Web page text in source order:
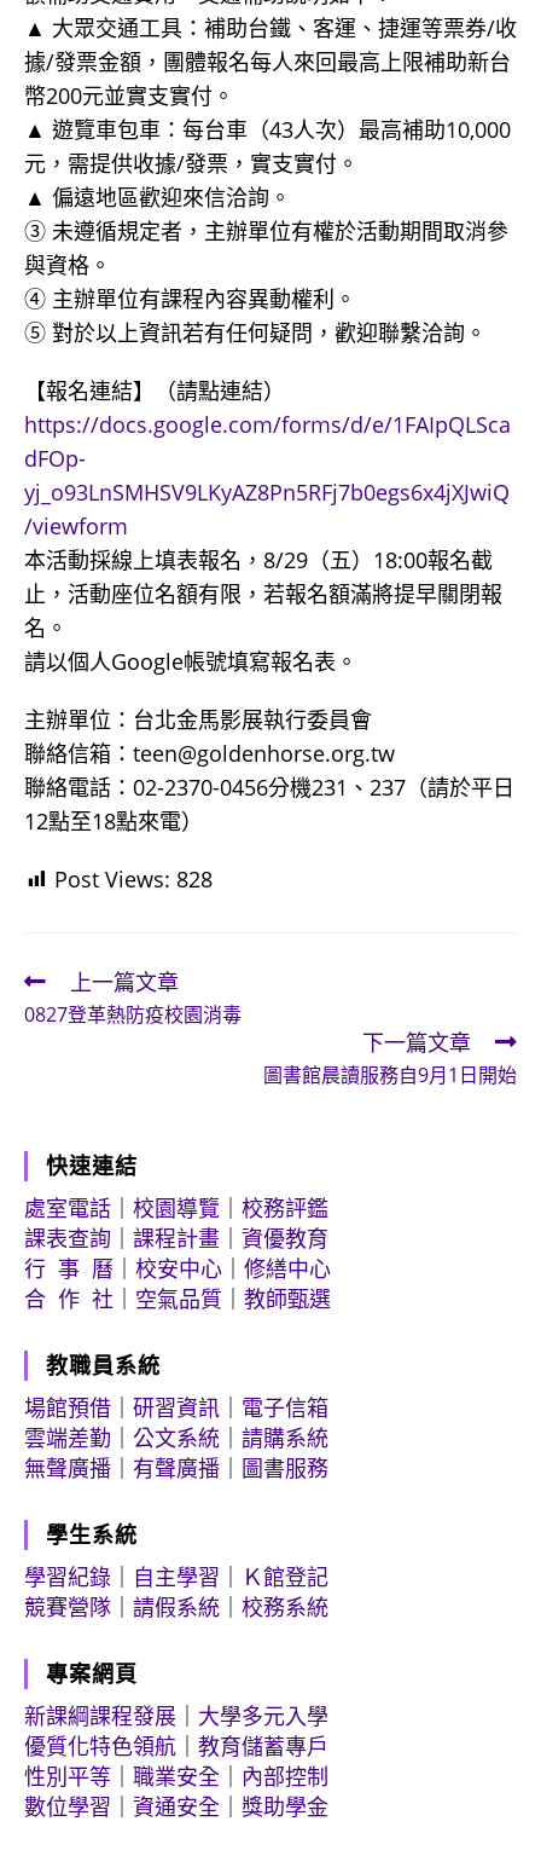
▲ 大眾交通工具：補助台鐵、客運、捷運等票券/收
據/發票金額，團體報名每人來回最高上限補助新台
幣200元並實支實付。
▲ 遊覽車包車：每台車（43人次）最高補助10,000
元，需提供收據/發票，實支實付。
▲ 偏遠地區歡迎來信洽詢。
③ 未遵循規定者，主辦單位有權於活動期間取消參
與資格。
④ 主辦單位有課程內容異動權利。
⑤ 對於以上資訊若有任何疑問，歡迎聯繫洽詢。
【報名連結】（請點連結）
https://docs.google.com/forms/d/e/1FAIpQLSca
dFOp-
yj_o93LnSMHSV9LKyAZ8Pn5RFj7b0egs6x4jXJwiQ
/viewform
本活動採線上填表報名，8/29（五）18:00報名截
止，活動座位名額有限，若報名額滿將提早關閉報
名。
請以個人Google帳號填寫報名表。
主辦單位：台北金馬影展執行委員會
聯絡信箱：teen@goldenhorse.org.tw
聯絡電話：02-2370-0456分機231、237（請於平日
12點至18點來電）
Post Views: 828
Read
more
上一篇文章
0827登革熱防疫校園消毒
下一篇文章
圖書館晨讀服務自9月1日開始
快速連結
處室電話
校園導覽
校務評鑑
課表查詢
課程計畫
資優教育
行 事 曆
校安中心
修繕中心
合 作 社
空氣品質 教師甄選
教職員系統
場館預借
研習資訊
電子信箱
雲端差勤
公文系統
請購系統
無聲廣播
有聲廣播 圖書服務
學生系統
學習紀錄
自主學習
Ｋ館登記
競賽營隊
請假系統 校務系統
專案網頁
新課綱課程發展
大學多元入學
優質化特色領航
教育儲蓄專戶
性別平等
職業安全
內部控制
數位學習
資通安全 獎助學金